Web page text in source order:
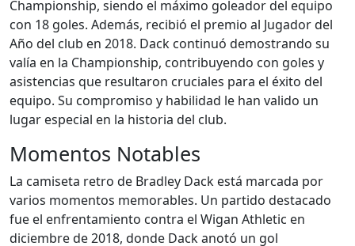
Championship, siendo el máximo goleador del equipo
con 18 goles. Además, recibió el premio al Jugador del
Año del club en 2018. Dack continuó demostrando su
valía en la Championship, contribuyendo con goles y
asistencias que resultaron cruciales para el éxito del
equipo. Su compromiso y habilidad le han valido un
lugar especial en la historia del club.
Momentos Notables
La camiseta retro de Bradley Dack está marcada por
varios momentos memorables. Un partido destacado
fue el enfrentamiento contra el Wigan Athletic en
diciembre de 2018, donde Dack anotó un gol